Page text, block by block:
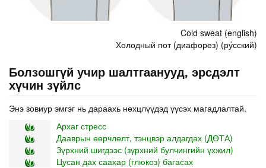
Cold sweat (english)
Холодный пот (диафорез) (ру́сский)
Болзошгүй учир шалтгаанууд, эрсдэлт
хүчин зүйлс
Энэ зовиур эмгэг нь дараахь нөхцлүүдэд үүсэх магадлалтай.
Архаг стресс
Дааврын өөрчлөлт, тэнцвэр алдагдах (ДӨТА)
Зүрхний шигдээс (зүрхний булчингийн үхжил)
Цусан дах саахар (глюкоз) багасах